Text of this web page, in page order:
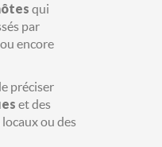
qui
par
ou encore
préciser
et des
ou des